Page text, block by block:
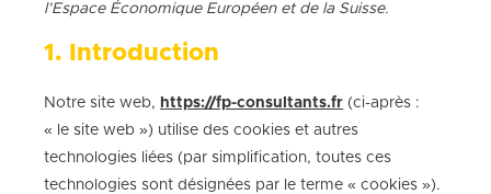
l’Espace Économique Européen et de la Suisse.
1. Introduction
Notre site web, https://fp-consultants.fr (ci-après :
« le site web ») utilise des cookies et autres
technologies liées (par simplification, toutes ces
technologies sont désignées par le terme « cookies »).